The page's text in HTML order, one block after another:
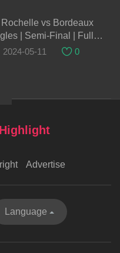
Rochelle vs Bordeaux
| Semi-Final | Full
Rugby | France Top 14
2024-05-11 0
Advertise
Language